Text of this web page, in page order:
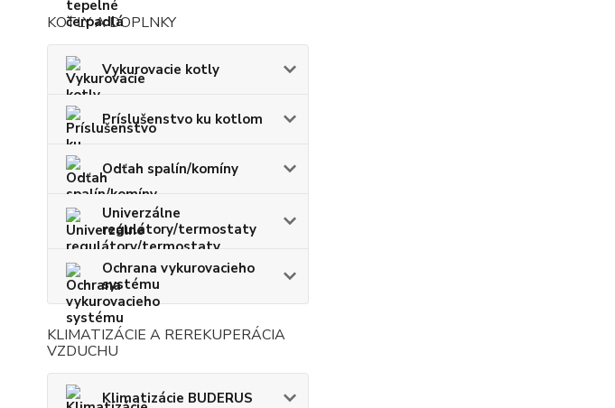
KOTLY A DOPLNKY
Vykurovacie kotly
Príslušenstvo ku kotlom
Odťah spalín/komíny
Univerzálne
regulátory/termostaty
Ochrana vykurovacieho
systému
KLIMATIZÁCIE A REREKUPERÁCIA
VZDUCHU
Klimatizácie BUDERUS